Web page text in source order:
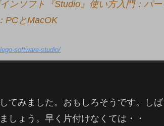
ンソフト『Studio』使い方入門：パ
PCとMacOK
software-studio/
てみました。おもしろそうです。し
しょう。早く片付けなくては・・